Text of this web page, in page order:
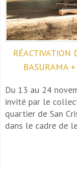
RÉACTIVATION
BASURAMA
Du 13 au 24
invité par le
quartier de San
dans le cadre de